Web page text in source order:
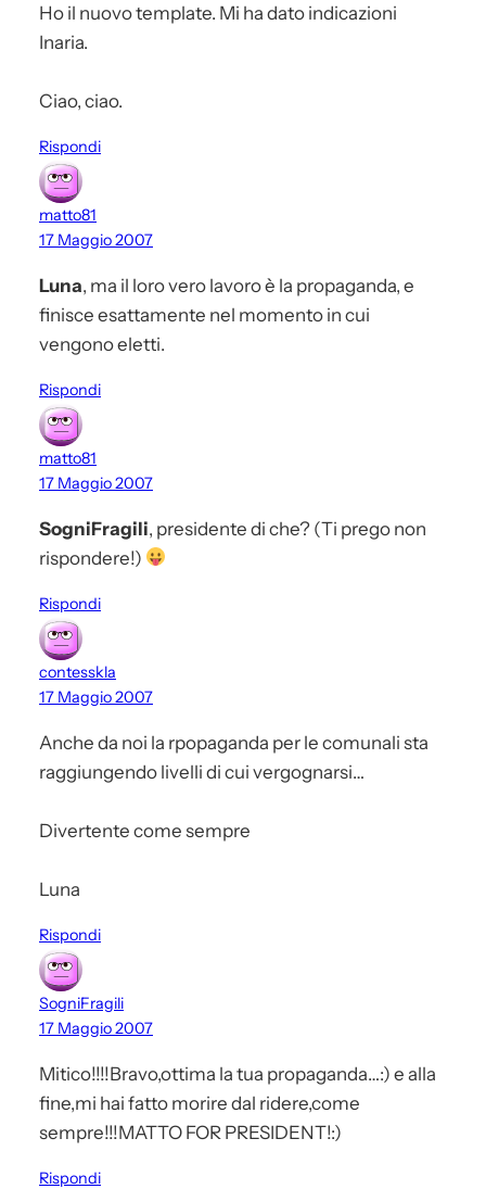
Ho il nuovo template. Mi ha dato indicazioni
Inaria.
Ciao, ciao.
Rispondi
matto81
17 Maggio 2007
Luna, ma il loro vero lavoro è la propaganda, e
finisce esattamente nel momento in cui
vengono eletti.
Rispondi
matto81
17 Maggio 2007
SogniFragili, presidente di che? (Ti prego non
rispondere!)
Rispondi
contesskla
17 Maggio 2007
Anche da noi la rpopaganda per le comunali sta
raggiungendo livelli di cui vergognarsi…
Divertente come sempre
Luna
Rispondi
SogniFragili
17 Maggio 2007
Mitico!!!!Bravo,ottima la tua propaganda…:) e alla
fine,mi hai fatto morire dal ridere,come
sempre!!!MATTO FOR PRESIDENT!:)
Rispondi